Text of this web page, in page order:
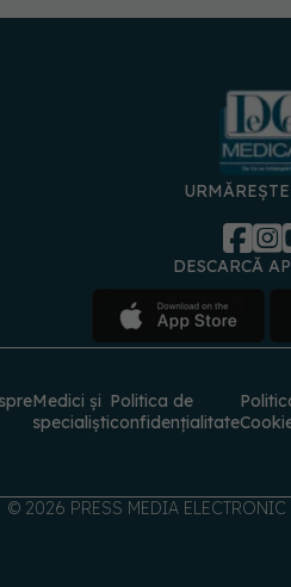
DESCARCĂ
Medici și
specialiști
Politica de
confidențialitate
© 2026 PRESS MEDIA